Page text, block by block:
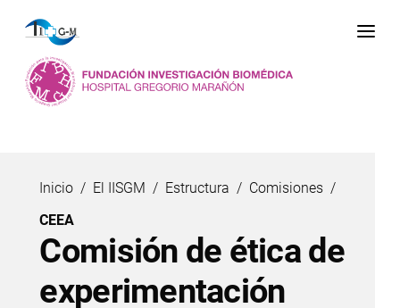
Inicio El IISGM Estructura
Comisiones
CEEA
Comisión de ética de
experimentación